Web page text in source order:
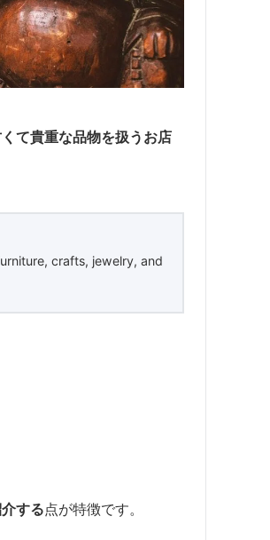
て貴重な品物を扱うお店
crafts, jewelry, and
する点が特徴です。